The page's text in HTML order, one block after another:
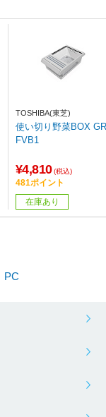
TOSHIBA(東芝)
使い切り野菜BOX GR-
FVB1
¥4,810 (税込)
481ポイント
在庫あり
PC